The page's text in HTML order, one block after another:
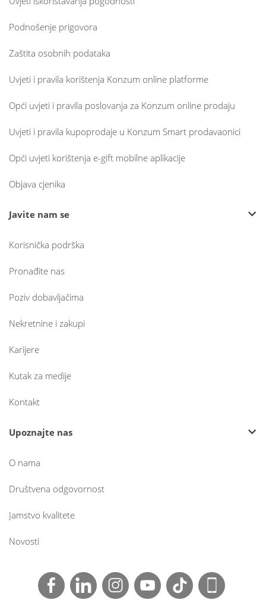
Podnošenje prigovora
Zaštita osobnih podataka
Uvjeti i pravila korištenja Konzum online platforme
Opći uvjeti i pravila poslovanja za Konzum online prodaju
Uvjeti i pravila kupoprodaje u Konzum Smart prodavaonici
Opći uvjeti korištenja e-gift mobilne aplikacije
Objava cjenika
Javite nam se
Korisnička podrška
Pronađite nas
Poziv dobavljačima
Nekretnine i zakupi
Karijere
Kutak za medije
Kontakt
Upoznajte nas
O nama
Društvena odgovornost
Jamstvo kvalitete
Novosti